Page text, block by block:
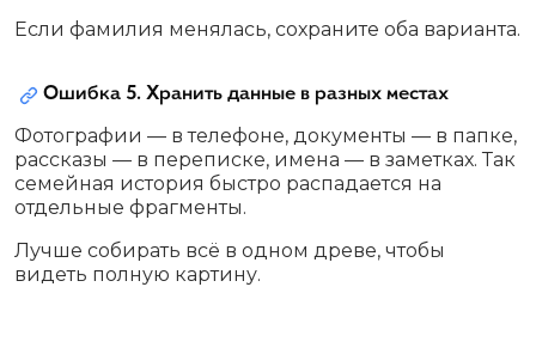
Если фамилия менялась, сохраните оба варианта.
Ошибка 5. Хранить данные в разных местах
Фотографии — в телефоне, документы — в папке,
рассказы — в переписке, имена — в заметках. Так
семейная история быстро распадается на
отдельные фрагменты.
Лучше собирать всё в одном древе, чтобы
видеть полную картину.